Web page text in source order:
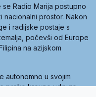
se Radio Marija postupno
nacionalni prostor. Nakon
i radijske postaje s
počevši od Europe
na azijskom
autonomno u svojim
preko krovne udruge